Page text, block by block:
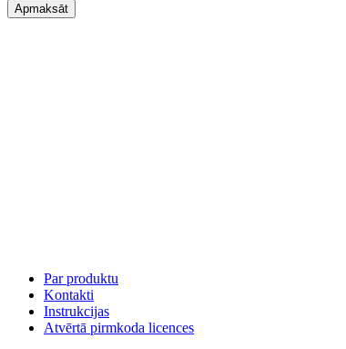
Apmaksāt
Par produktu
Kontakti
Instrukcijas
Atvērtā pirmkoda licences